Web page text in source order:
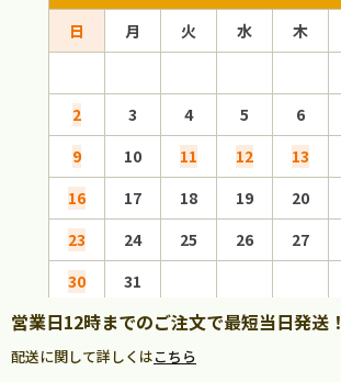
日 月 火 水 木
2
3 4 5 6
9
10 11 12 13
16
17 18 19 20
23
24 25 26 27
30
31
営業日12時までのご注文で最短当日発送！
配送に関して詳しくはこちら